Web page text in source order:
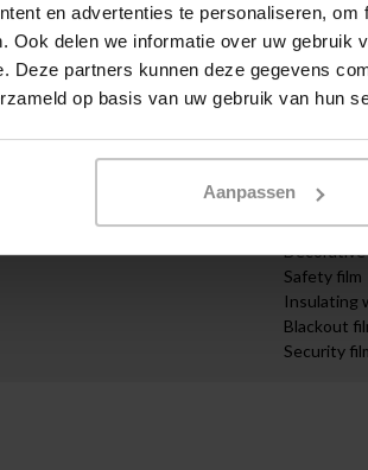
en advertenties te personaliseren,
Ook delen we informatie over uw gebruik
Deze partners kunnen deze gegevens
op basis van uw gebruik van hun
Aanpassen
Infrastructure
Quotation
Design
Order cut-
Video
UV
Privacy film
Decorative
Safety film
Insulating
Blackout
Security